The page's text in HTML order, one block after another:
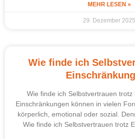
MEHR LESEN »
29. Dezember 2025
Wie finde ich
Wie finde ich Selbstvertrauen trotz
Einschränkungen können in vielen
körperlich, emotional oder sozial.
Wie finde ich Selbstvertrauen trotz